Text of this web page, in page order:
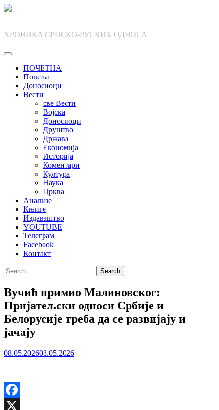
Skip
ХРОНИКА СРПСКО-РУСКИХ ОДНОСА
ПОЧЕТНА
Повеља
Доносиоци
Вести
све Вести
Војска
Доносиоци
Друштво
Држава
Економија
Историја
Коментари
Култура
Наука
Црква
Анализе
Књиге
Издаваштво
YOUTUBE
Телеграм
Facebook
Контакт
Search
for:
Вучић примио Малиновског:
Пријатељски односи Србије и
Белорусије треба да се развијају и
јачају
08.05.202608.05.2026
Facebook